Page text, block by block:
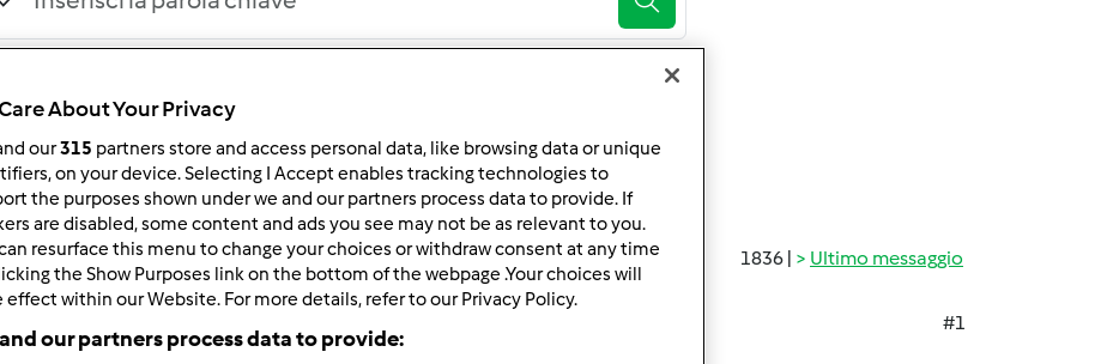
per:
risultati più recenti
10
1836 | Ultimo messaggio
#1
wrote:
About Your Privacy
our315 partners store and access personal data, like browsing data or unique
on your device. Selecting I Accept enables tracking technologies to
the purposes shown under we and our partners process data to provide. If
are disabled, some content and ads you see may not be as relevant to you.
resurface this menu to change your choices or withdraw consent at any time
the Show Purposes link on the bottom of the webpage .Your choices will
effect within our Website. For more details, refer to our Privacy Policy.
our partners process data to provide: